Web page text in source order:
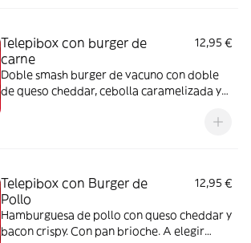
Telepibox con burger de
carne
12,95 €
Doble smash burger de vacuno con doble
de queso cheddar, cebolla caramelizada y
Telepibox con Burger de
Pollo
12,95 €
Hamburguesa de pollo con queso cheddar y
bacon crispy. Con pan brioche. A elegir